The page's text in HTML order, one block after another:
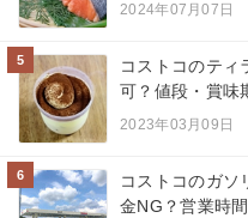
2024年07月07日
5
コストコのティ
可？値段・賞味
2023年03月09日
6
コストコのガソ
金NG？営業時間